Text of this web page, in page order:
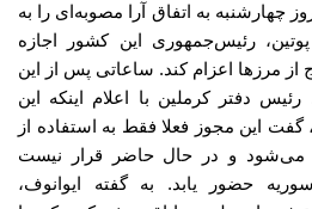
چهارشنبه به اتفاق آرا مصوبه‌ای را به
رئیس‌جمهوری این کشور اجازه
مرزها اعزام کند. ساعاتی پس از این
دفتر کرملین با اعلام اینکه این
گفت این مجوز فعلا فقط به استفاده از
می‌شود و در حال حاضر قرار نیست
حضور یابد. به گفته ایوانوف،‌